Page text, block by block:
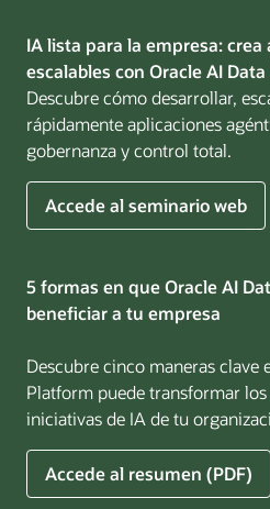
That
Works
for
Business
IA lista para la empresa:
escalables con Oracle AI
Descubre cómo desarrollar,
rápidamente aplicaciones
gobernanza y control total.
Accede al seminario web
sobre
IA
empresas
5 formas en que Oracle AI
beneficiar a tu empresa
Descubre cinco maneras clave
Platform puede transformar
iniciativas de IA de tu
Accede al resumen (PDF)